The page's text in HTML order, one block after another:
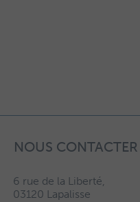
NOUS CONTACTER
6 rue de la Liberté,
03120 Lapalisse